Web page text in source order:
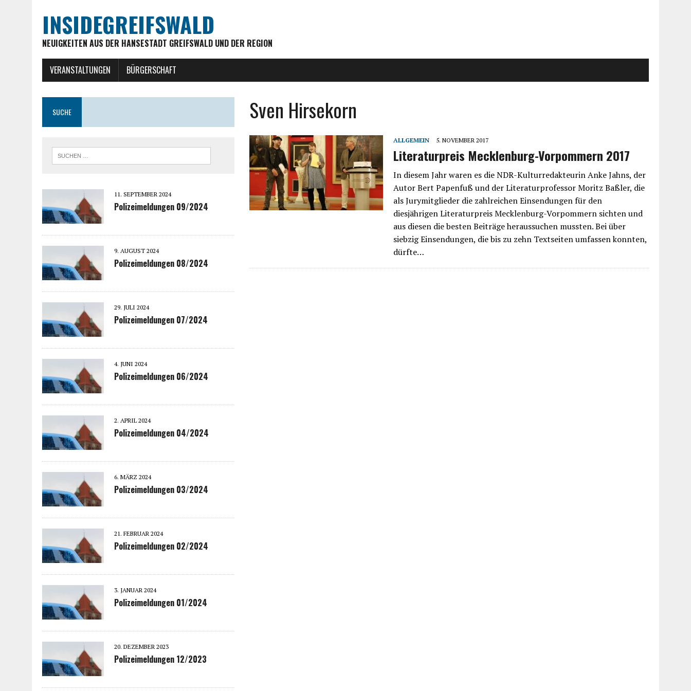
INSIDEGREIFSWALD
NEUIGKEITEN AUS DER HANSESTADT GREIFSWALD UND DER REGION
VERANSTALTUNGEN BÜRGERSCHAFT
Sven Hirsekorn
ALLGEMEIN 5. NOVEMBER 2017
Literaturpreis Mecklenburg-Vorpommern 2017
In diesem Jahr waren es die NDR-Kulturredakteurin Anke Jahns, der
Autor Bert Papenfuß und der Literaturprofessor Moritz Baßler, die
als Jurymitglieder die zahlreichen Einsendungen für den
diesjährigen Literaturpreis Mecklenburg-Vorpommern sichten und
aus diesen die besten Beiträge heraussuchen mussten. Bei über
siebzig Einsendungen, die bis zu zehn Textseiten umfassen konnten,
dürfte…
SUCHE
11. SEPTEMBER 2024
Polizeimeldungen 09/2024
9. AUGUST 2024
Polizeimeldungen 08/2024
29. JULI 2024
Polizeimeldungen 07/2024
4. JUNI 2024
Polizeimeldungen 06/2024
2. APRIL 2024
Polizeimeldungen 04/2024
6. MÄRZ 2024
Polizeimeldungen 03/2024
21. FEBRUAR 2024
Polizeimeldungen 02/2024
3. JANUAR 2024
Polizeimeldungen 01/2024
20. DEZEMBER 2023
Polizeimeldungen 12/2023